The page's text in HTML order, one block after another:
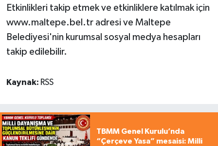
Etkinlikleri takip etmek ve etkinliklere katılmak için
www.maltepe.bel.tr adresi ve Maltepe
Belediyesi'nin kurumsal sosyal medya hesapları
takip edilebilir.
Kaynak: RSS
TBMM Genel Kurulu’nda
“Çerçeve Yasa” mesaisi: Milli